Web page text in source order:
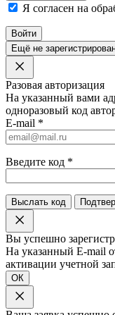
Я согласен на
Войти
Ещё не
Разовая авторизация
На указанный вами
одноразовый код
E-mail *
Введите код *
Выслать код
Вы успешно
На указанный E-mail
активации учетной
ОК